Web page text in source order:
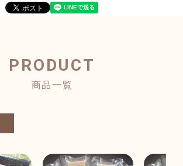
PRODUCT
商品一覧